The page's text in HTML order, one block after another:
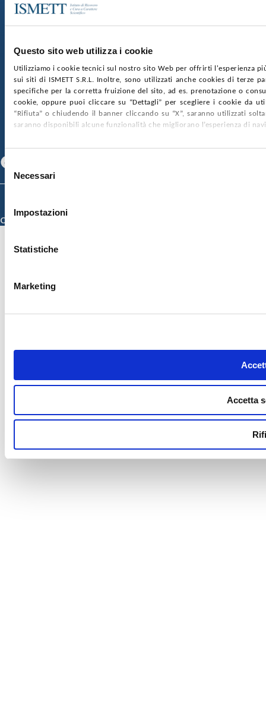
Questo sito web utilizza i cookie
Utilizziamo i cookie tecnici sul nostro sito Web per offrirti l'esperienza
sui siti di ISMETT S.R.L. Inoltre, sono utilizzati anche cookies di terze
specifiche per la corretta fruizione del sito, ad es. prenotazione o
cookie, oppure puoi cliccare su “Dettagli” per scegliere i cookie da
“Rifiuta” o chiudendo il banner cliccando su “X”, saranno utilizzati
saranno disponibili alcune funzionalità che migliorano l’esperienza di
Selezione
delNecessari
Impostazioni
Statistiche
Marketing
Accetta
Via Discesa dei Giudici 4 90133 Palermo
nr. REA PA-201818 P.I. 04544550827
SOCIETÀ TRASPARENTE WHISTLEBLOWING
GARE E CONTRATTIPRIVACYCOOKIE POLICY
SOSTIENICIMAPPA DEL SITOACCESSIBILITÀ
CONTATTI
Specializzazione)
Credits